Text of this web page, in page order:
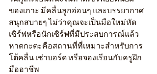
ของเกาะ มีคลื่นลูกอ่อนๆ และบรรยากาศ
สนุกสบายๆ ไม่ว่าคุณจะเป็นมือใหม่หัด
เซิร์ฟหรือนักเซิร์ฟที่มีประสบการณ์แล้ว
หาดกะตะคือสถานที่ที่เหมาะสำหรับการ
โต้คลื่น เช่าบอร์ด หรือจองเรียนกับครูฝึก
มืออาชีพ